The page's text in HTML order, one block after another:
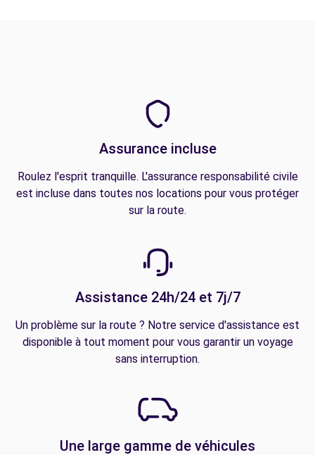
Assurance incluse
Roulez l'esprit tranquille. L'assurance responsabilité civile
est incluse dans toutes nos locations pour vous protéger
sur la route.
Assistance 24h/24 et 7j/7
Un problème sur la route ? Notre service d'assistance est
disponible à tout moment pour vous garantir un voyage
sans interruption.
Une large gamme de véhicules